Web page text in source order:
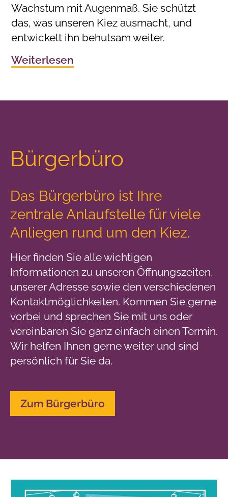
Wachstum mit Augenmaß. Sie schützt
das, was unseren Kiez ausmacht, und
entwickelt ihn behutsam weiter.
Weiterlesen
Bürgerbüro
Das Bürgerbüro ist Ihre
zentrale Anlaufstelle für viele
Anliegen rund um den Kiez.
Hier finden Sie alle wichtigen
Informationen zu unseren Öffnungszeiten,
unserer Adresse sowie den verschiedenen
Kontaktmöglichkeiten. Kommen Sie gerne
vorbei und sprechen Sie mit uns oder
vereinbaren Sie ganz einfach einen Termin.
Wir helfen Ihnen gerne weiter und sind
persönlich für Sie da.
Zum Bürgerbüro